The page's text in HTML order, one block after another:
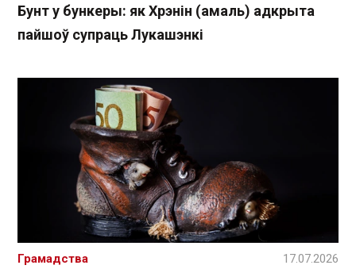
Бунт у бункеры: як Хрэнін (амаль) адкрыта
пайшоў супраць Лукашэнкі
Грамадства 17.07.2026